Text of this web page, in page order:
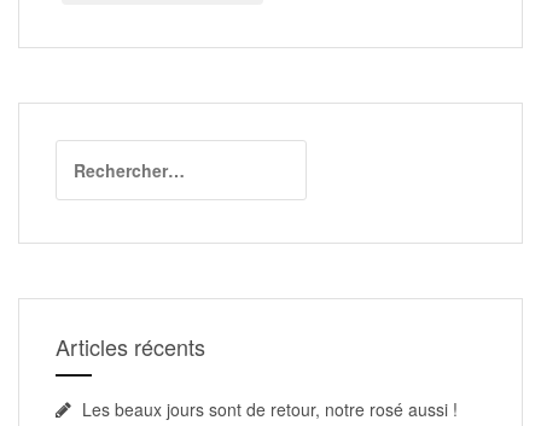
Articles récents
Les beaux jours sont de retour, notre rosé aussi !